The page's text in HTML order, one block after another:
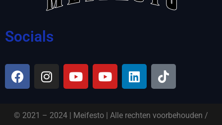
Socials
© 2021 – 2024 | Meifesto | Alle rechten voorbehouden /